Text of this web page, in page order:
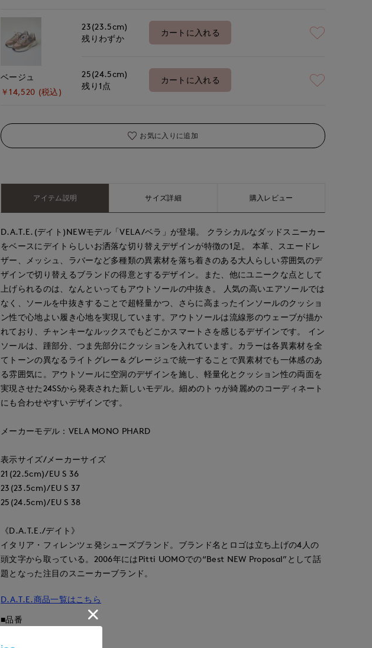
ベージュ
￥14,520 (税込)
23(23.5cm)
残りわずか
カートに入れる
25(24.5cm)
残り1点
カートに入れる
お気に入りに追加
アイテム説明 サイズ詳細 購入レビュー
D.A.T.E.(デイト)NEWモデル「VELA/ベラ」が登場。 クラシカルなダッドスニーカー
をベースにデイトらしいお洒落な切り替えデザインが特徴の1足。 本革、スエードレ
ザー、メッシュ、ラバーなど多種類の異素材を落ち着きのある大人らしい雰囲気のデ
ザインで切り替えるブランドの得意とするデザイン。また、他にユニークな点として
上げられるのは、なんといってもアウトソールの中抜き。 人気の高いエアソールでは
なく、ソールを中抜きすることで超軽量かつ、さらに高まったインソールのクッショ
ン性で心地よい履き心地を実現しています。アウトソールは流線形のウェーブが描か
れており、チャンキーなルックスでもどこかスマートさを感じるデザインです。 イン
ソールは、踵部分、つま先部分にクッションを入れています。カラーは各異素材を全
てトーンの異なるライトグレー＆グレージュで統一することで異素材でも一体感のあ
る雰囲気に。アウトソールに空洞のデザインを施し、軽量化とクッション性の両面を
実現させた24SSから発表された新しいモデル。細めのトゥが綺麗めのコーディネート
にも合わせやすいデザインです。
メーカーモデル：VELA MONO PHARD
表示サイズ/メーカーサイズ
21(22.5cm)/EU S 36
23(23.5cm)/EU S 37
25(24.5cm)/EU S 38
《D.A.T.E./デイト》
イタリア・フィレンツェ発シューズブランド。ブランド名とロゴは立ち上げの4人の
頭文字から取っている。2006年にはPitti UOMOでの“Best NEW Proposal”として話
題となった注目のスニーカーブランド。
D.A.T.E.商品一覧はこちら
■品番